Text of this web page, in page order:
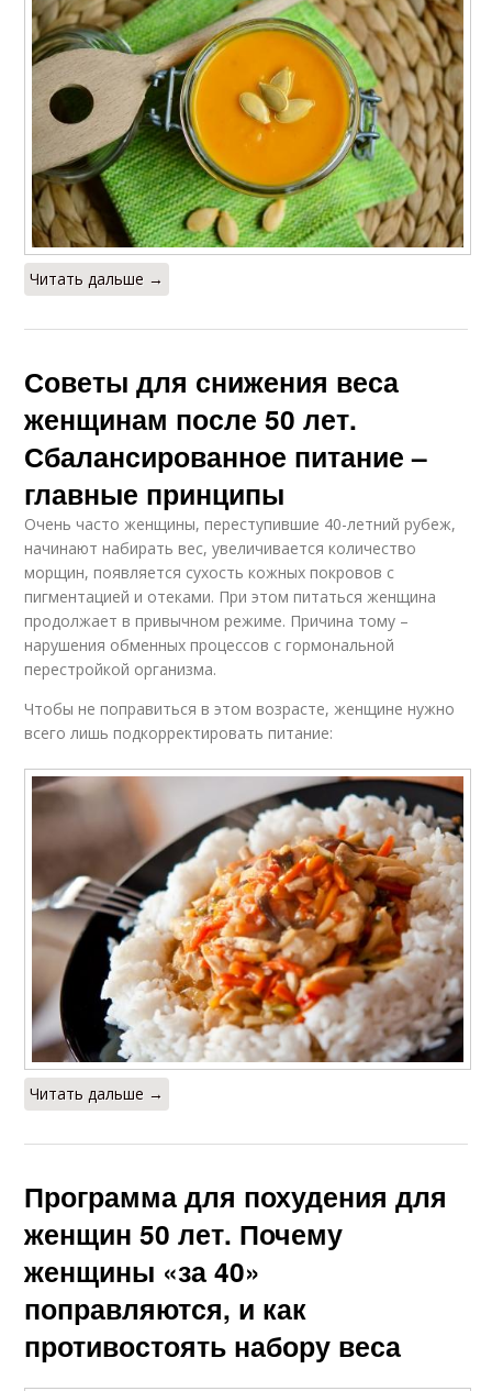
Читать дальше →
Советы для снижения веса
женщинам после 50 лет.
Сбалансированное питание –
главные принципы
Очень часто женщины, переступившие 40-летний рубеж,
начинают набирать вес, увеличивается количество
морщин, появляется сухость кожных покровов с
пигментацией и отеками. При этом питаться женщина
продолжает в привычном режиме. Причина тому –
нарушения обменных процессов с гормональной
перестройкой организма.
Чтобы не поправиться в этом возрасте, женщине нужно
всего лишь подкорректировать питание:
Читать дальше →
Программа для похудения для
женщин 50 лет. Почему
женщины «за 40»
поправляются, и как
противостоять набору веса